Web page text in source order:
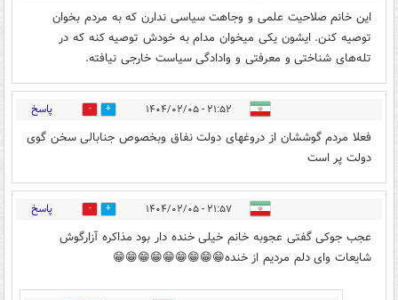
این خانم صلاحیت علمی و وجاهت سیاسی ندارن که به مردم بخوان
توصیه کنن. ایشون یکی میخوان مدام به خودش توصیه کنه که در
تله‌های شناختی و معرفتی و وادادگی سیاست خارجی نیافته.
۲۱:۵۲ - ۱۴۰۴/۰۲/۰۵ 1 پاسخ
فعلا مردم گوششان از دروغهای دولت نفاق وبخصوص جنابالی سخن گوی
دولت پر است
۲۱:۵۷ - ۱۴۰۴/۰۲/۰۵ 1 پاسخ
عجب جوکی گفتی عجوبه خانم خیلی خنده دار بود مذاکره آزارگوش
شایعات وای دلم مردیم از خنده😁😁😁😁😁😁😁😁😁